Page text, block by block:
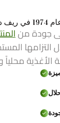
جودة من
الأغذية محلياً